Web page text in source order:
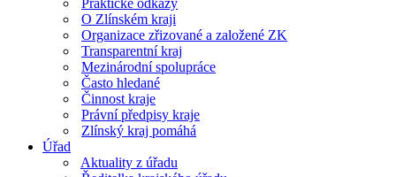
Praktické odkazy
O Zlínském kraji
Organizace zřizované a založené ZK
Transparentní kraj
Mezinárodní spolupráce
Často hledané
Činnost kraje
Právní předpisy kraje
Zlínský kraj pomáhá
Úřad
Aktuality z úřadu